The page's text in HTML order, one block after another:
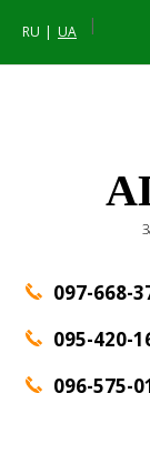
RU UA |
097-668-
095-420-
096-575-